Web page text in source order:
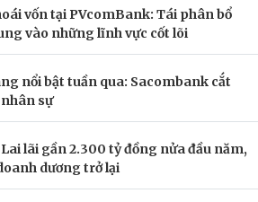
vốn tại PVcomBank: Tái phân bổ
vào những lĩnh vực cốt lõi
nổi bật tuần qua: Sacombank cắt
sự
lãi gần 2.300 tỷ đồng nửa đầu năm,
dương trở lại